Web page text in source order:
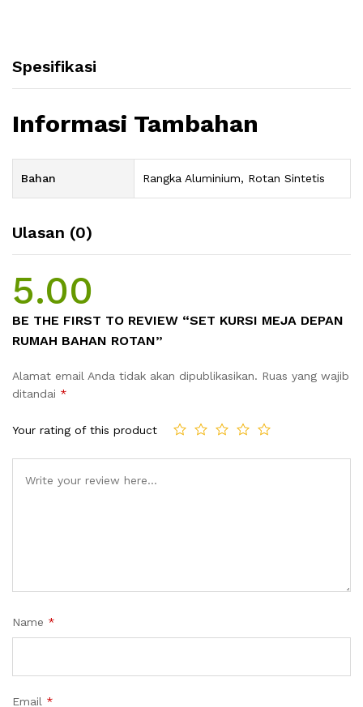
Spesifikasi
Informasi Tambahan
Bahan Rangka Aluminium, Rotan Sintetis
Ulasan (0)
5.00
BE THE FIRST TO REVIEW “SET KURSI MEJA DEPAN
RUMAH BAHAN ROTAN”
Alamat email Anda tidak akan dipublikasikan. Ruas yang wajib
ditandai *
Your rating of this product
Name *
Email *